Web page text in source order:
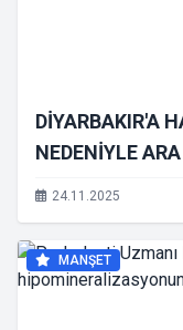
DİYARBAKIR'A
NEDENİYLE
24.11.2025
MANŞET